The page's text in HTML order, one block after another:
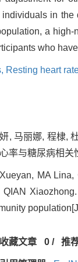
in
a
who
Resting heart
, 马丽娜, 程棣,
率与糖尿病相关
MA
QIAN
收藏文章 0/ 推